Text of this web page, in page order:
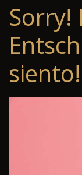
Sorry!